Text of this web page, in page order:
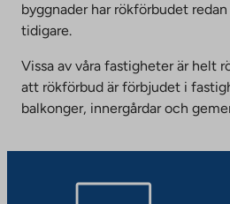
byggnader har rökförbudet
tidigare.
Vissa av våra fastigheter är helt
att rökförbud är förbjudet i
balkonger, innergårdar och